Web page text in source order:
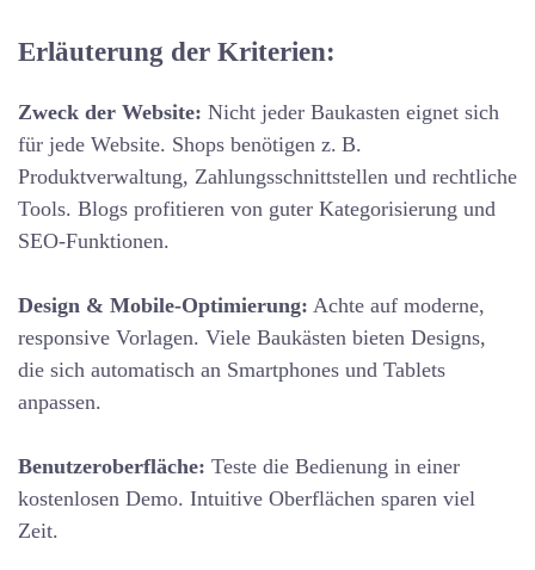
Erläuterung der Kriterien:
Zweck der Website: Nicht jeder Baukasten eignet sich
für jede Website. Shops benötigen z. B.
Produktverwaltung, Zahlungsschnittstellen und rechtliche
Tools. Blogs profitieren von guter Kategorisierung und
SEO-Funktionen.
Design & Mobile-Optimierung: Achte auf moderne,
responsive Vorlagen. Viele Baukästen bieten Designs,
die sich automatisch an Smartphones und Tablets
anpassen.
Benutzeroberfläche: Teste die Bedienung in einer
kostenlosen Demo. Intuitive Oberflächen sparen viel
Zeit.